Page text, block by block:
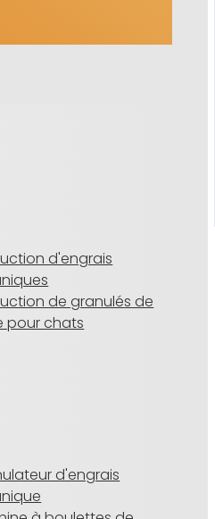
d'engrais
de granulés de
pour chats
d'engrais